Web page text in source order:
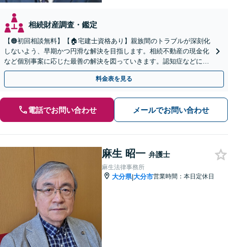
相続財産調査・鑑定
【🟠初回相談無料】【🏠宅建士資格あり】親族間のトラブルが深刻化
しないよう、早期かつ円滑な解決を目指します。相続不動産の現金化
など個別事案に応じた最善の解決を図っていきます。認知症などによ
る遺言書の効力も争います。【オンライン面談OK】
料金表を見る
電話でお問い合わせ メールでお問い合わせ
麻生 昭一 弁護士
麻生法律事務所
大分県|大分市営業時間：本日定休日